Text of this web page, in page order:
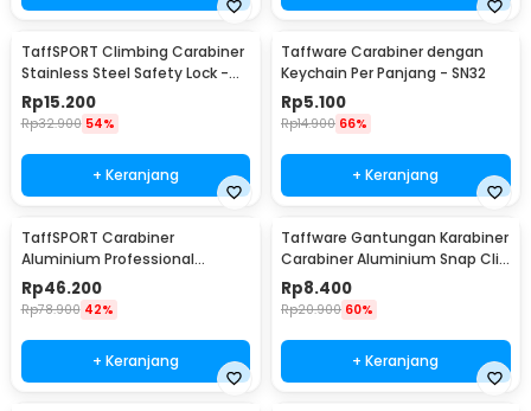
TaffSPORT Climbing Carabiner
Stainless Steel Safety Lock -
CE40
Rp15.200
Rp32.900 54%
+ Keranjang
Taffware Carabiner dengan
Keychain Per Panjang - SN32
Rp5.100
Rp14.900 66%
+ Keranjang
TaffSPORT Carabiner
Aluminium Professional
Heavy-Duty Locking 25kN -
CE21
Rp46.200
Rp78.900 42%
+ Keranjang
Taffware Gantungan Karabiner
Carabiner Aluminium Snap Clip
Lock 6 PCS - ST15
Rp8.400
Rp20.900 60%
+ Keranjang